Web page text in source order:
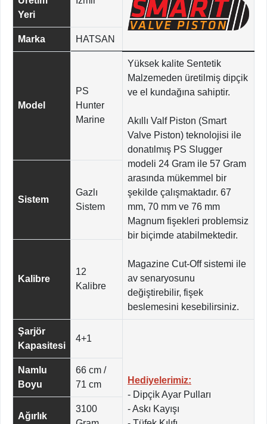
Yeri
Marka HATSAN
Model
PS
Hunter
Marine
Yüksek kalite Sentetik
Malzemeden üretilmiş dipçik
ve el kundağına sahiptir.
Akıllı Valf Piston (Smart
Valve Piston) teknolojisi ile
donatılmış PS Slugger
modeli 24 Gram ile 57 Gram
arasında mükemmel bir
şekilde çalışmaktadır. 67
mm, 70 mm ve 76 mm
Magnum fişekleri problemsiz
bir biçimde atabilmektedir.
Magazine Cut-Off sistemi ile
av senaryosunu
değiştirebilir, fişek
beslemesini kesebilirsiniz.
Sistem
Gazlı
Sistem
Kalibre
12
Kalibre
Şarjör
Kapasitesi
4+1
Hediyelerimiz:
- Dipçik Ayar Pulları
- Askı Kayışı
Namlu
Boyu
66 cm /
71 cm
Ağırlık
3100